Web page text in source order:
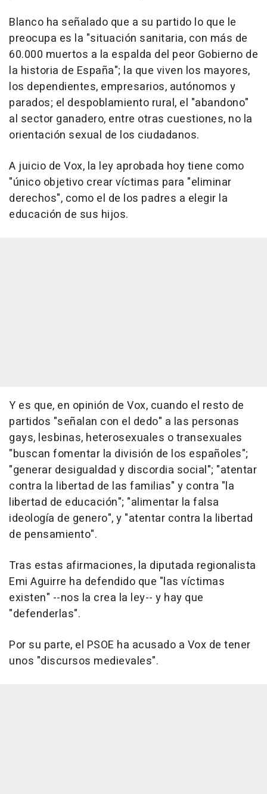
Blanco ha señalado que a su partido lo que le
preocupa es la "situación sanitaria, con más de
60.000 muertos a la espalda del peor Gobierno de
la historia de España"; la que viven los mayores,
los dependientes, empresarios, autónomos y
parados; el despoblamiento rural, el "abandono"
al sector ganadero, entre otras cuestiones, no la
orientación sexual de los ciudadanos.
A juicio de Vox, la ley aprobada hoy tiene como
"único objetivo crear víctimas para "eliminar
derechos", como el de los padres a elegir la
educación de sus hijos.
Y es que, en opinión de Vox, cuando el resto de
partidos "señalan con el dedo" a las personas
gays, lesbinas, heterosexuales o transexuales
"buscan fomentar la división de los españoles";
"generar desigualdad y discordia social"; "atentar
contra la libertad de las familias" y contra "la
libertad de educación"; "alimentar la falsa
ideología de genero", y "atentar contra la libertad
de pensamiento".
Tras estas afirmaciones, la diputada regionalista
Emi Aguirre ha defendido que "las víctimas
existen" --nos la crea la ley-- y hay que
"defenderlas".
Por su parte, el PSOE ha acusado a Vox de tener
unos "discursos medievales".